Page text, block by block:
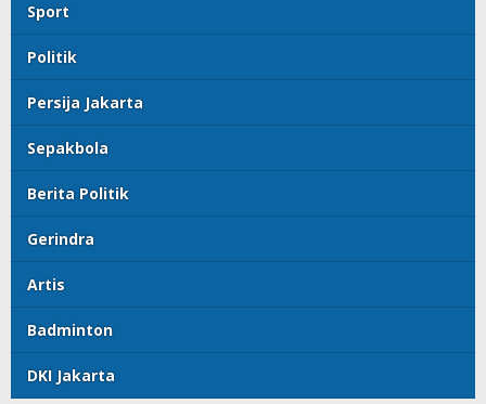
Sport
Politik
Persija Jakarta
Sepakbola
Berita Politik
Gerindra
Artis
Badminton
DKI Jakarta